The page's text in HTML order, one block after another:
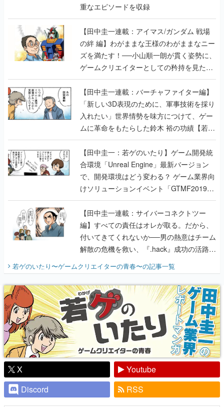
重なエピソードを収録
【田中圭一連載：アイマス/ガンダム 戦場
の絆 編】わがままな王様のわがままなニー
ズを満たす！──小山順一朗が貫く姿勢に、
ゲームクリエイターとしての矜持を見た
【若ゲのいたり最終回】
【田中圭一連載：バーチャファイター編】
「新しい3D表現のために、軍事技術を採り
入れたい」世界情勢を味方につけて、ゲー
ムに革命をもたらした鈴木 裕の功績【若ゲ
のいたり】
【田中圭一：若ゲのいたり】ゲーム開発統
合環境「Unreal Engine」最新バージョン
で、開発環境はどう変わる？ ゲーム業界向
けソリューションイベント「GTMF2019」
に行って、より理解を深めよう【PR】
【田中圭一連載：サイバーコネクトツー
編】すべての責任はオレが取る。だから、
付いてきてくれないか──男の熱意はチーム
解散の危機を救い、『.hack』成功の活路を
『少年ジャンプ』色だった【若ゲのいた
り】
若ゲのいたり〜ゲームクリエイターの青春〜の記事一覧
X
Youtube
Discord
RSS